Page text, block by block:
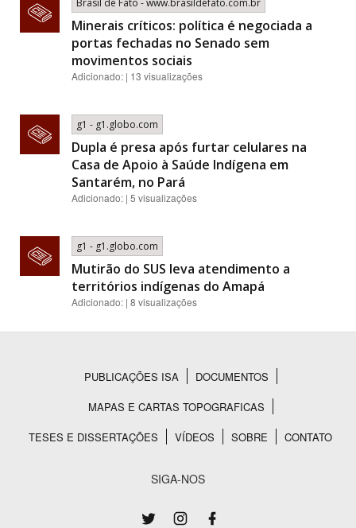
Brasil de Fato - www.brasildefato.com.br
Minerais críticos: política é negociada a
portas fechadas no Senado sem
movimentos sociais
Adicionado: | 13 visualizações
g1 - g1.globo.com
Dupla é presa após furtar celulares na
Casa de Apoio à Saúde Indígena em
Santarém, no Pará
Adicionado: | 5 visualizações
g1 - g1.globo.com
Mutirão do SUS leva atendimento a
territórios indígenas do Amapá
Adicionado: | 8 visualizações
Rodapé
PUBLICAÇÕES ISA
DOCUMENTOS
MAPAS E CARTAS TOPOGRAFICAS
TESES E DISSERTAÇÕES
VÍDEOS SOBRE CONTATO
SIGA-NOS